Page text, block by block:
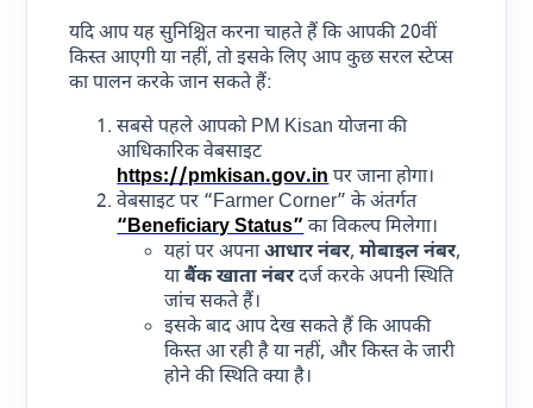
यदि आप यह सुनिश्चित करना चाहते हैं कि आपकी 20वीं
किस्त आएगी या नहीं, तो इसके लिए आप कुछ सरल स्टेप्स
का पालन करके जान सकते हैं:
सबसे पहले आपको PM Kisan योजना की
आधिकारिक वेबसाइट
https://pmkisan.gov.inपर जाना होगा।
वेबसाइट पर “Farmer Corner” के अंतर्गत
“Beneficiary Status”का विकल्प मिलेगा।
यहां पर अपनाआधार नंबर,मोबाइल नंबर,
याबैंक खाता नंबरदर्ज करके अपनी स्थिति
जांच सकते हैं।
इसके बाद आप देख सकते हैं कि आपकी
किस्त आ रही है या नहीं, और किस्त के जारी
होने की स्थिति क्या है।